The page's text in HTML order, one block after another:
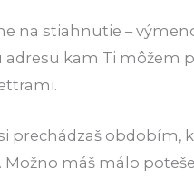
na stiahnutie –
adresu kam Ti môžem
prechádzaš obdobím,
Možno máš málo